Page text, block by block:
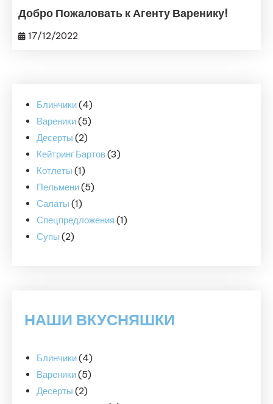
Добро Пожаловать к Агенту Варенику!
17/12/2022
Блинчики 44
товара
Вареники 55
товаров
Десерты 22
товара
Кейтринг Бартов 33
Котлеты 11
товар
Пельмени 55
Салаты 11
товар
Спецпредложения 11
Супы 22
НАШИ ВКУСНЯШКИ
Блинчики(4)
Вареники(5)
Десерты (2)